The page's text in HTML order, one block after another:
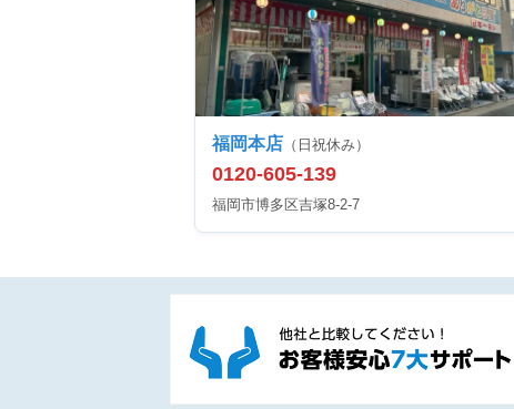
福岡本店 （日祝休み）
0120-605-139
福岡市博多区吉塚8-2-7